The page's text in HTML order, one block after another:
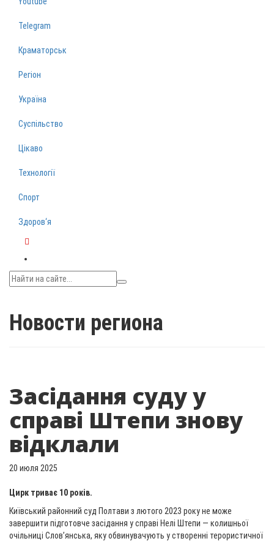
Telegram
Краматорськ
Регіон
Україна
Суспільство
Цікаво
Технології
Спорт
Здоров‘я
Новости региона
Засідання суду у
справі Штепи знову
відклали
20 июля 2025
Цирк триває 10 років.
Київський районний суд Полтави з лютого 2023 року не може
завершити підготовче засідання у справі Нелі Штепи — колишньої
очільниці Слов’янська, яку обвинувачують у створенні терористичної